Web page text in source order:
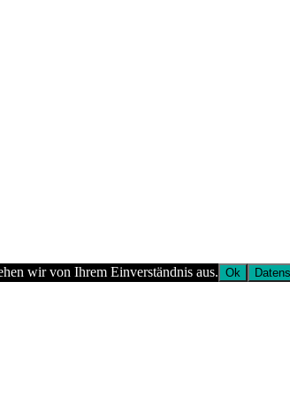
wir von Ihrem Einverständnis aus. Ok